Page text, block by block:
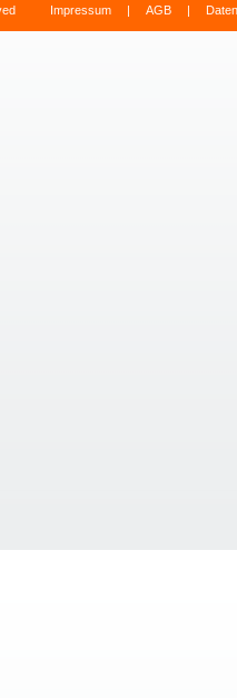
Impressum | AGB |